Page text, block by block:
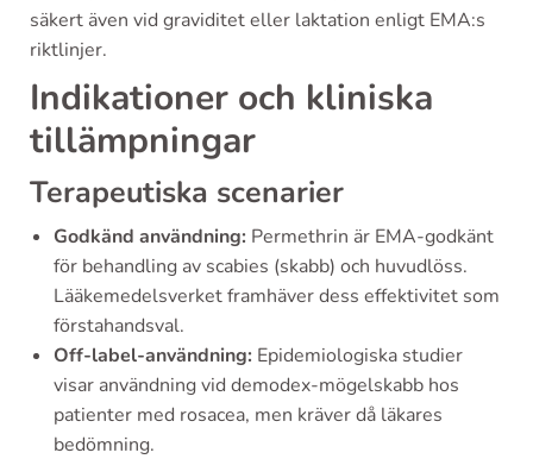
säkert även vid graviditet eller laktation enligt EMA:s
riktlinjer.
Indikationer och kliniska
tillämpningar
Terapeutiska scenarier
Godkänd användning: Permethrin är EMA-godkänt
för behandling av scabies (skabb) och huvudlöss.
Lääkemedelsverket framhäver dess effektivitet som
förstahandsval.
Off-label-användning: Epidemiologiska studier
visar användning vid demodex-mögelskabb hos
patienter med rosacea, men kräver då läkares
bedömning.